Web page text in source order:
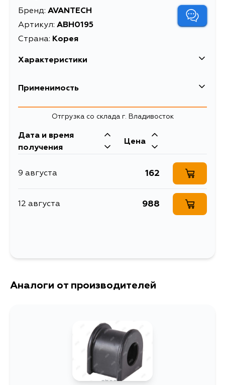
Бренд: AVANTECH
Артикул: ABH0195
Страна: Корея
Характеристики
EAN-13
Описание
(Кратность 1 шт)
втулки стабилизатора
Применимость
Toyota
Кузов Двигатель
TCR11, TCR21, TCR11W, TCR21W,
TCR10, TCR20
2TZFE, 2TZFZE
Отгрузка со склада г. Владивосток
Дата и время
получения
Цена
9 августа 162
12 августа 988
Аналоги от производителей